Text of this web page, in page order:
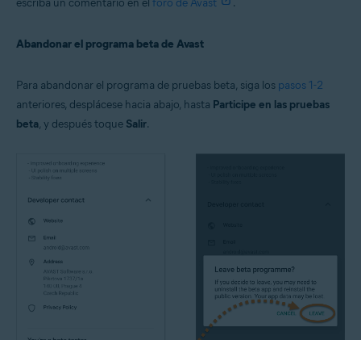
escriba un comentario en el foro de Avast .
Abandonar el programa beta de Avast
Para abandonar el programa de pruebas beta, siga los pasos 1-2
anteriores, desplácese hacia abajo, hasta Participe en las pruebas
beta, y después toque Salir.